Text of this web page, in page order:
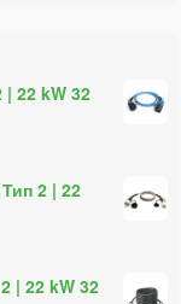
22 kW 32
2 | 22
| 22 kW 32